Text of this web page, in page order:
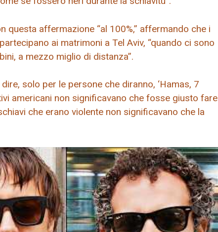
questa affermazione “al 100%,” affermando che i
ai matrimoni a Tel Aviv, “quando ci sono
a mezzo miglio di distanza”.
solo per le persone che diranno, ‘Hamas, 7
americani non significavano che fosse giusto fare
che erano violente non significavano che la